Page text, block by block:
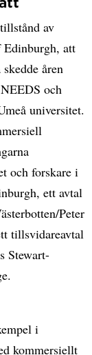
av
Edinburgh, att
åren
och
universitet.
och forskare i
ett avtal
Peter
tillsvidareavtal
Stewart-
i
kommersiellt